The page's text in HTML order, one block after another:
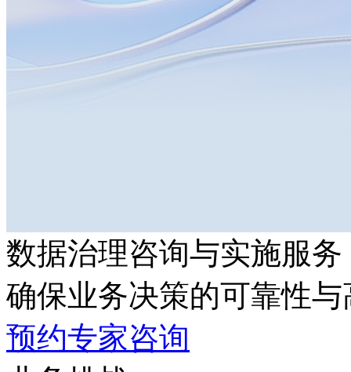
数据治理咨询与实施服务
确保业务决策的可靠性与
预约专家咨询